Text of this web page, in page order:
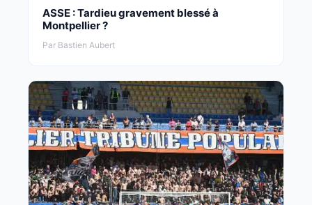
ASSE : Tardieu gravement blessé à
Montpellier ?
Par Bastien Aubert